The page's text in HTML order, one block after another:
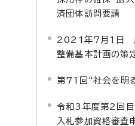
済団体訪問要請
2021年7月1日
整備基本計画の策
第71回“社会を明
令和3年度第2回
入札参加資格審査